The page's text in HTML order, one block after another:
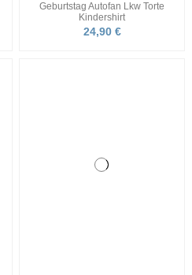
Geburtstag Autofan Lkw Torte
Kindershirt
24,90 €